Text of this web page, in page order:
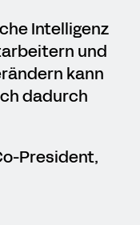
Intelligenz
und
kann
dadurch
President,